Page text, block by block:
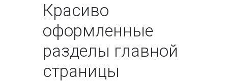
Красиво
оформленные
разделы главной
страницы